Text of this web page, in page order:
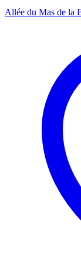
Allée du Mas de la